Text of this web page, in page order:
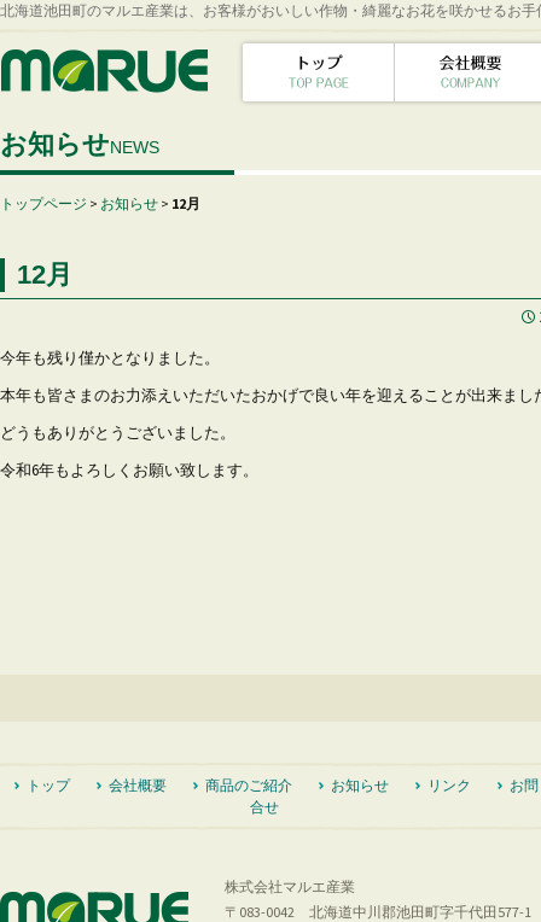
北海道池田町のマルエ産業は、お客様がおいしい作物・綺麗なお花を咲かせるお
お知らせNEWS
トップページ > お知らせ > 12月
12月
今年も残り僅かとなりました。
本年も皆さまのお力添えいただいたおかげで良い年を迎えることが出来まし
どうもありがとうございました。
令和6年もよろしくお願い致します。
トップ 会社概要 商品のご紹介 お知らせ リンク
お問
合せ
株式会社マルエ産業
〒083-0042 北海道中川郡池田町字千代田577-1